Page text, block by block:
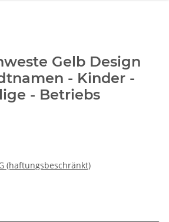
Gelb Design
- Kinder -
- Betriebs
(haftungsbeschränkt)